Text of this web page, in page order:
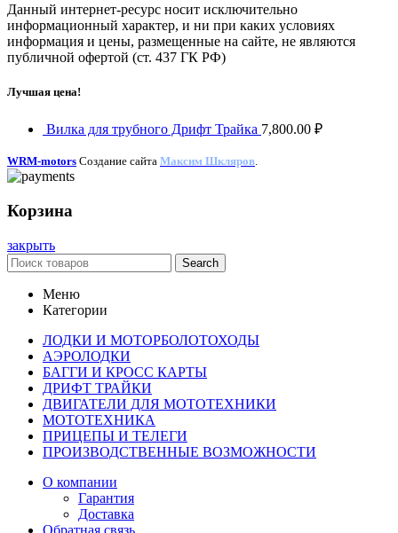
Данный интернет-ресурс носит исключительно
информационный характер, и ни при каких условиях
информация и цены, размещенные на сайте, не являются
публичной офертой (ст. 437 ГК РФ)
Лучшая цена!
Вилка для трубного Дрифт Трайка 7,800.00 ₽
WRM-motors Создание сайта Максим Шкляров.
Корзина
закрыть
Search
Меню
Категории
ЛОДКИ И МОТОРБОЛОТОХОДЫ
АЭРОЛОДКИ
БАГГИ И КРОСС КАРТЫ
ДРИФТ ТРАЙКИ
ДВИГАТЕЛИ ДЛЯ МОТОТЕХНИКИ
МОТОТЕХНИКА
ПРИЦЕПЫ И ТЕЛЕГИ
ПРОИЗВОДСТВЕННЫЕ ВОЗМОЖНОСТИ
О компании
Гарантия
Доставка
Обратная связь